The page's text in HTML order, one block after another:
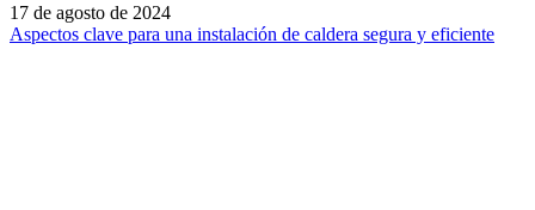
17 de agosto de 2024
Aspectos clave para una instalación de caldera segura y eficiente